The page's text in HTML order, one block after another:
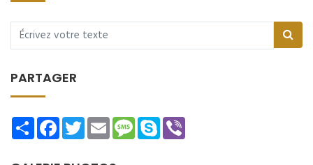
PARTAGER
ShareFacebookTwitterEmailMessage
Skype